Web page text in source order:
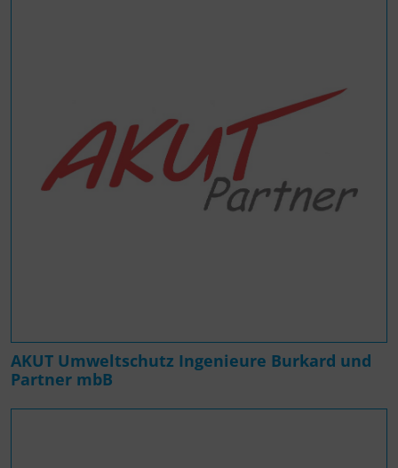
AKUT Umweltschutz Ingenieure Burkard und
Partner mbB